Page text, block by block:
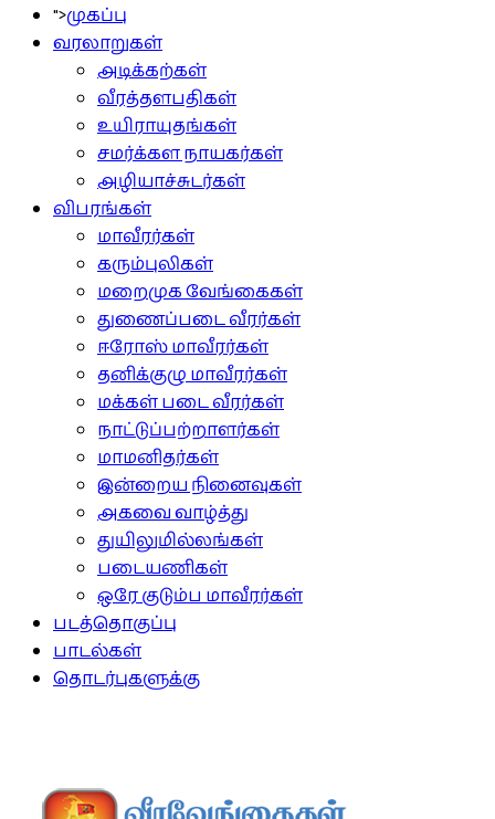
">முகப்பு
வரலாறுகள்
அடிக்கற்கள்
வீரத்தளபதிகள்
உயிராயுதங்கள்
சமர்க்கள நாயகர்கள்
அழியாச்சுடர்கள்
விபரங்கள்
மாவீரர்கள்
கரும்புலிகள்
மறைமுக வேங்கைகள்
துணைப்படை வீரர்கள்
ஈரோஸ் மாவீரர்கள்
தனிக்குழு மாவீரர்கள்
மக்கள் படை வீரர்கள்
நாட்டுப்பற்றாளர்கள்
மாமனிதர்கள்
இன்றைய நினைவுகள்
அகவை வாழ்த்து
துயிலுமில்லங்கள்
படையணிகள்
ஒரே குடும்ப மாவீரர்கள்
படத்தொகுப்பு
பாடல்கள்
தொடர்புகளுக்கு